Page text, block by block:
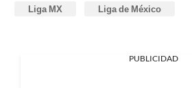
Liga MX Liga de México
PUBLICIDAD